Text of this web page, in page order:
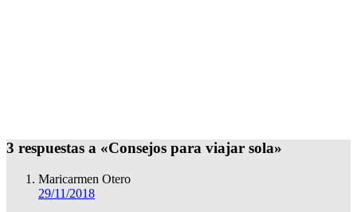
3 respuestas a «Consejos para viajar sola»
Maricarmen Otero
29/11/2018